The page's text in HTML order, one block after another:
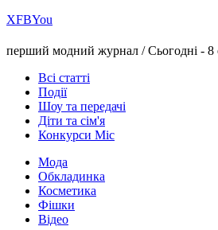
ХFBYou
перший модний журнал /Сьогодні - 8
Всі статті
Події
Шоу та передачі
Діти та сім'я
Конкурси Міс
Мода
Обкладинка
Косметика
Фішки
Відео